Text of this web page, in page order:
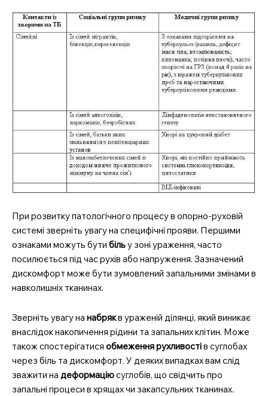
При розвитку патологічного процесу в опорно-руховій
системі зверніть увагу на специфічні прояви. Першими
ознаками можуть бути більу зоні ураження, часто
посилюється під час рухів або напруження. Зазначений
дискомфорт може бути зумовлений запальними змінами в
навколишніх тканинах.
Зверніть увагу на набрякв ураженій ділянці, який виникає
внаслідок накопичення рідини та запальних клітин. Може
також спостерігатися обмеження рухливостів суглобах
через біль та дискомфорт. У деяких випадках вам слід
зважити на деформаціюсуглобів, що свідчить про
запальні процеси в хрящах чи закапсульних тканинах.